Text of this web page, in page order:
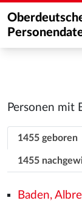
Personen mit
1455 geboren
1455
Baden,